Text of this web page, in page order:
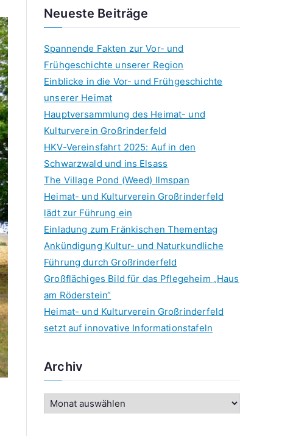
Neueste Beiträge
Spannende Fakten zur Vor- und
Frühgeschichte unserer Region
Einblicke in die Vor- und Frühgeschichte
unserer Heimat
Hauptversammlung des Heimat- und
Kulturverein Großrinderfeld
HKV-Vereinsfahrt 2025: Auf in den
Schwarzwald und ins Elsass
The Village Pond (Weed) Ilmspan
Heimat- und Kulturverein Großrinderfeld
lädt zur Führung ein
Einladung zum Fränkischen Thementag
Ankündigung Kultur- und Naturkundliche
Führung durch Großrinderfeld
Großflächiges Bild für das Pflegeheim „Haus
am Röderstein“
Heimat- und Kulturverein Großrinderfeld
setzt auf innovative Informationstafeln
Archiv